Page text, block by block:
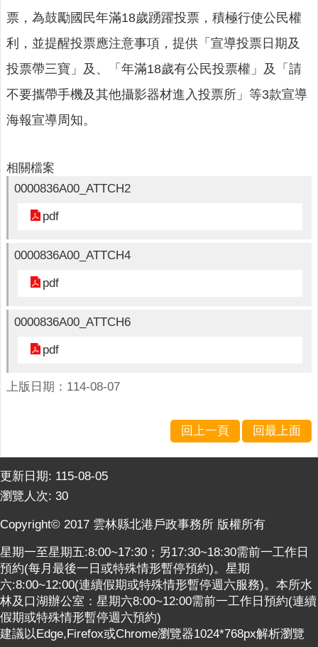
人
口
統
計
最
消
公
開
題
民
網
站
覽
檢
索
查
詢
相
票，為鼓勵國民年滿18歲踴躍投票，積極行使公民權
利，並提醒投票應注意事項，提供「宣導投票日期及
投票帶三寶」及、「年滿18歲有公民投票權」及「請
不要攜帶手機及其他攝影器材進入投票所」等3款宣導
海報宣導周知。
相關檔案
0000836A00_ATTCH2
pdf
0000836A00_ATTCH4
pdf
0000836A00_ATTCH6
pdf
上版日期：114-08-07
回上一頁 回最上面
更新日期: 115-08-05
瀏覽人次: 30
Copyright© 2017 雲林縣北港戶政事務所 版權所有
星期一至星期五:8:00~17:30；另17:30~18:30需前一工作日
預約(每月最後一日或特殊情形暫停預約)。星期
六:8:00~12:00(連續假期或特殊情形暫停週六服務)。本所水
林及口湖辦公室：星期六8:00~12:00需前一工作日預約(連續
假期或特殊情形暫停週六預約)
建議以Edge,Firefox或Chrome瀏覽器1024*768px解析瀏覽